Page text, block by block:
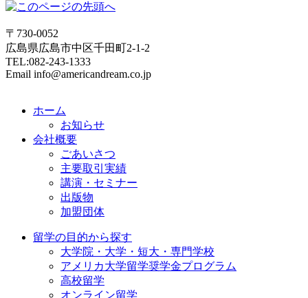
〒730-0052
広島県広島市中区千田町2-1-2
TEL:082-243-1333
Email info@americandream.co.jp
ホーム
お知らせ
会社概要
ごあいさつ
主要取引実績
講演・セミナー
出版物
加盟団体
留学の目的から探す
大学院・大学・短大・専門学校
アメリカ大学留学奨学金プログラム
高校留学
オンライン留学